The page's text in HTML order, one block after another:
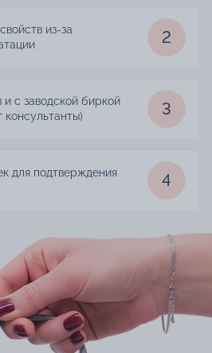
из-за
2
и с заводской биркой
3
для подтверждения
4